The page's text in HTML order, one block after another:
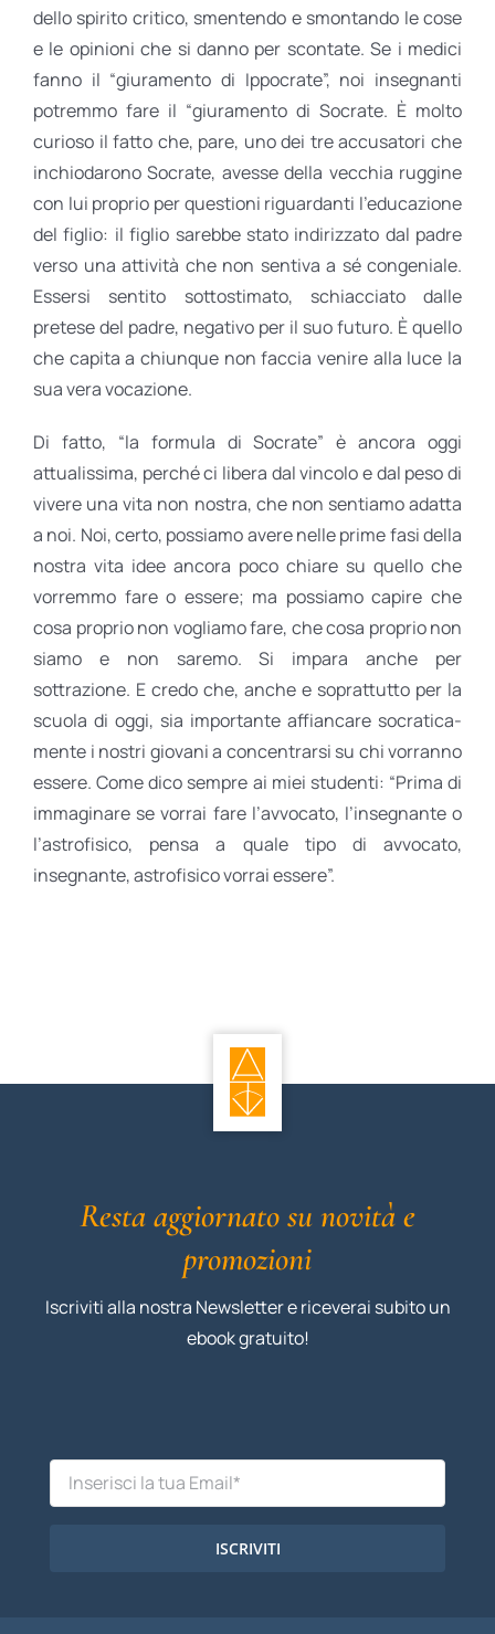
dello spirito critico, smentendo e smontando le cose
e le opinioni che si danno per scontate. Se i medici
fanno il “giuramento di Ippocrate”, noi insegnanti
potremmo fare il “giuramento di Socrate. È molto
curioso il fatto che, pare, uno dei tre accusatori che
inchiodarono Socrate, avesse della vecchia ruggine
con lui proprio per questioni riguardanti l’educazione
del figlio: il figlio sarebbe stato indirizzato dal padre
verso una attività che non sentiva a sé congeniale.
Essersi sentito sottostimato, schiacciato dalle
pretese del padre, negativo per il suo futuro. È quello
che capita a chiunque non faccia venire alla luce la
sua vera vocazione.
Di fatto, “la formula di Socrate” è ancora oggi
attualissima, perché ci libera dal vincolo e dal peso di
vivere una vita non nostra, che non sentiamo adatta
a noi. Noi, certo, possiamo avere nelle prime fasi della
nostra vita idee ancora poco chiare su quello che
vorremmo fare o essere; ma possiamo capire che
cosa proprio non vogliamo fare, che cosa proprio non
siamo e non saremo. Si impara anche per
sottrazione. E credo che, anche e soprattutto per la
scuola di oggi, sia importante affiancare socratica-
mente i nostri giovani a concentrarsi su chi vorranno
essere. Come dico sempre ai miei studenti: “Prima di
immaginare se vorrai fare l’avvocato, l’insegnante o
l’astrofisico, pensa a quale tipo di avvocato,
insegnante, astrofisico vorrai essere”.
Resta aggiornato su novità e
promozioni
Iscriviti alla nostra Newsletter e riceverai subito un
ebook gratuito!
ISCRIVITI